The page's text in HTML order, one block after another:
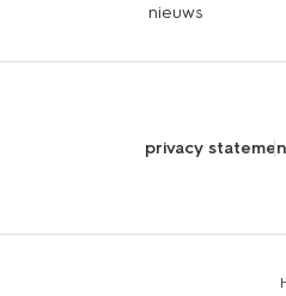
nieuws
privacy